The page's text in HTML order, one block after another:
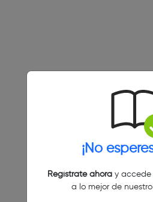
¡No
Regístrate ahoray accede
a lo mejor de